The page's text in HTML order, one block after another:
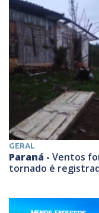
GERAL
Paraná - Ventos
tornado é